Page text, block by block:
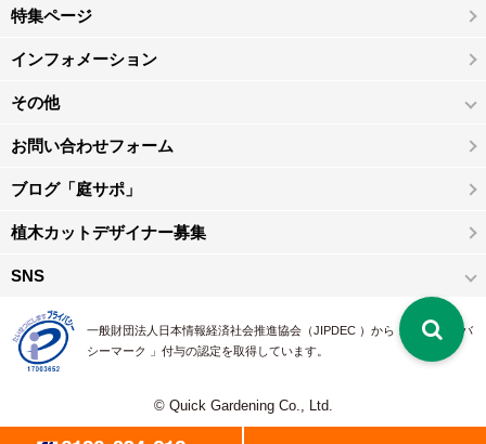
特集ページ
インフォメーション
その他
お問い合わせフォーム
ブログ「庭サポ」
植木カットデザイナー募集
SNS
一般財団法人日本情報経済社会推進協会（JIPDEC ）から 、「 プライバ
シーマーク 」付与の認定を取得しています。
© Quick Gardening Co., Ltd.